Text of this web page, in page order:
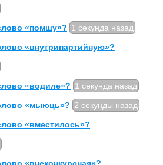
«помщу»? 1 секунда назад
«внутрипартийную»?
«водиле»? 1 секунда назад
«мыюць»? 2 секунды назад
«вместилось»?
«внеконкурсная»?